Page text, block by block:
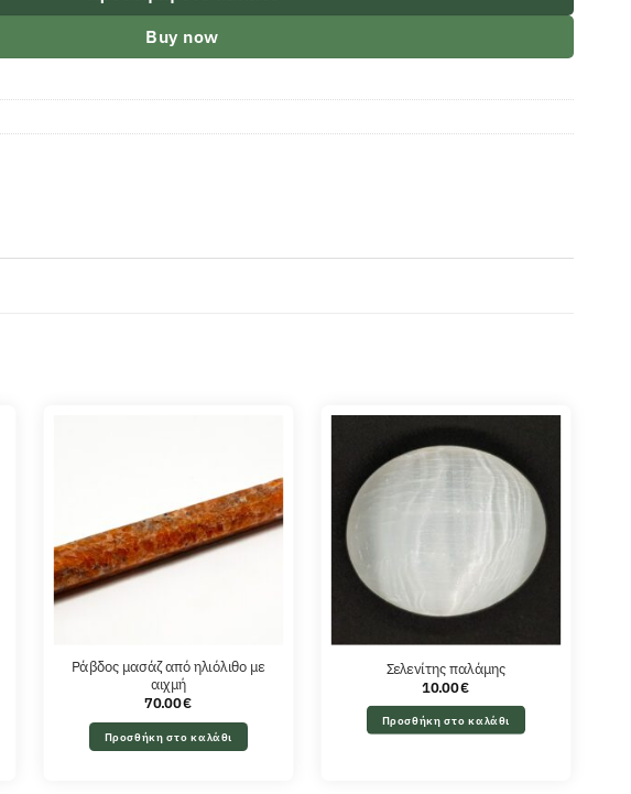
Buy now
Ράβδος μασάζ από ηλιόλιθο με
αιχμή
70.00€
Προσθήκη στο καλάθι
Σελενίτης παλάμης
10.00€
Προσθήκη στο καλάθι